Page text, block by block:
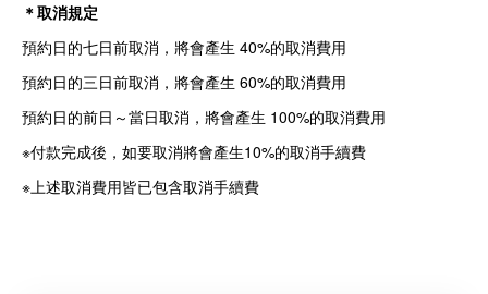
＊取消規定
預約日的七日前取消，將會產生 40%的取消費用
預約日的三日前取消，將會產生 60%的取消費用
預約日的前日～當日取消，將會產生 100%的取消費用
※付款完成後，如要取消將會產生10%的取消手續費
※上述取消費用皆已包含取消手續費